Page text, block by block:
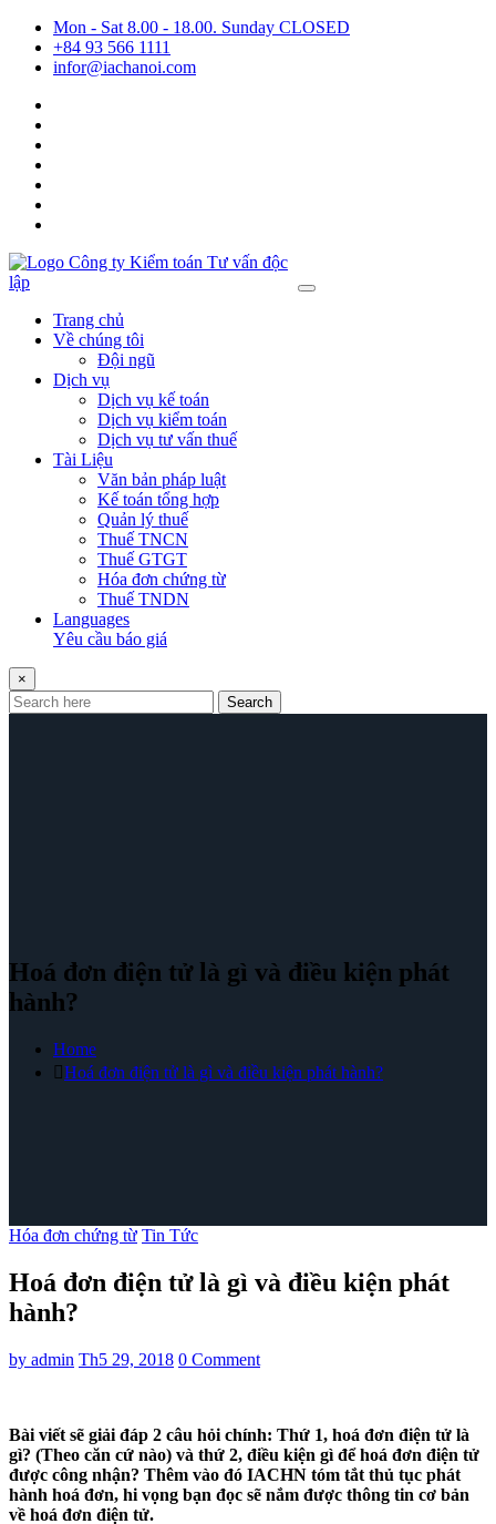
Mon - Sat 8.00 - 18.00. Sunday CLOSED
+84 93 566 1111
infor@iachanoi.com
Trang chủ
Về chúng tôi
Đội ngũ
Dịch vụ
Dịch vụ kế toán
Dịch vụ kiểm toán
Dịch vụ tư vấn thuế
Tài Liệu
Văn bản pháp luật
Kế toán tổng hợp
Quản lý thuế
Thuế TNCN
Thuế GTGT
Hóa đơn chứng từ
Thuế TNDN
Languages
Yêu cầu báo giá
×
Search
Hoá đơn điện tử là gì và điều kiện phát
hành?
Home
Hoá đơn điện tử là gì và điều kiện phát hành?
Hóa đơn chứng từ Tin Tức
Hoá đơn điện tử là gì và điều kiện phát
hành?
by admin Th5 29, 2018 0 Comment
Bài viết sẽ giải đáp 2 câu hỏi chính: Thứ 1, hoá đơn điện tử là
gì? (Theo căn cứ nào) và thứ 2, điều kiện gì để hoá đơn điện tử
được công nhận? Thêm vào đó IACHN tóm tắt thủ tục phát
hành hoá đơn, hi vọng bạn đọc sẽ nắm được thông tin cơ bản
về hoá đơn điện tử.